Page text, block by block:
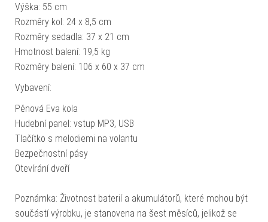
Výška: 55 cm
Rozměry kol: 24 x 8,5 cm
Rozměry sedadla: 37 x 21 cm
Hmotnost balení: 19,5 kg
Rozměry balení: 106 x 60 x 37 cm
Vybavení:
Pěnová Eva kola
Hudební panel: vstup MP3, USB
Tlačítko s melodiemi na volantu
Bezpečnostní pásy
Otevírání dveří
Poznámka: Životnost baterií a akumulátorů, které mohou být
součástí výrobku, je stanovena na šest měsíců, jelikož se